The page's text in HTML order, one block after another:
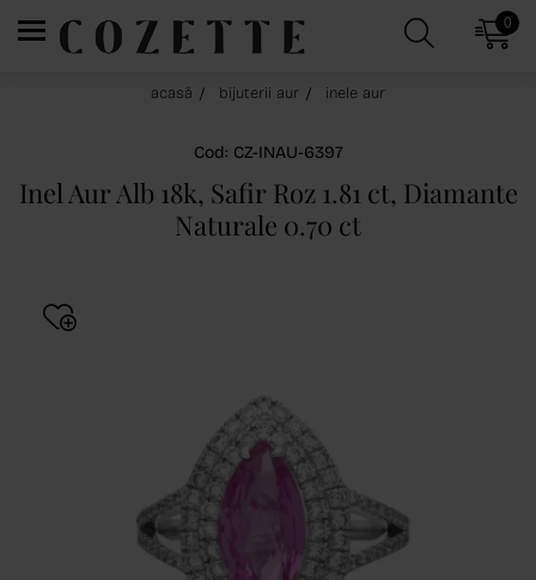
0
acasă bijuterii aur inele aur
Cod: CZ-INAU-6397
Inel Aur Alb 18k, Safir Roz 1.81 ct, Diamante
Naturale 0.70 ct